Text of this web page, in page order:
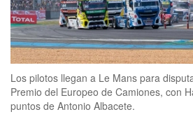
Los pilotos llegan a Le Mans para
Premio del Europeo de Camiones, con
puntos de Antonio Albacete.